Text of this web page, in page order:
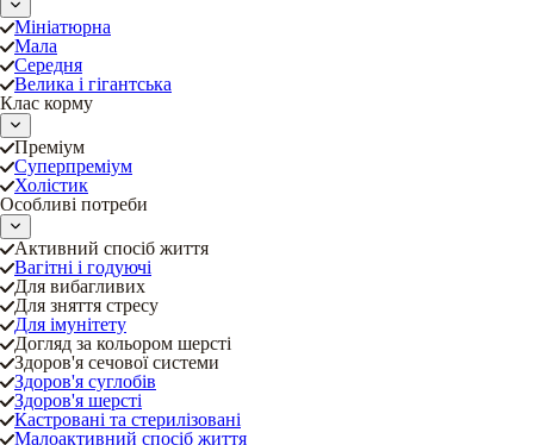
Мініатюрна
Мала
Середня
Велика і гігантська
Клас корму
Преміум
Суперпреміум
Холістик
Особливі потреби
Активний спосіб життя
Вагітні і годуючі
Для вибагливих
Для зняття стресу
Для імунітету
Догляд за кольором шерсті
Здоров'я сечової системи
Здоров'я суглобів
Здоров'я шерсті
Кастровані та стерилізовані
Малоактивний спосіб життя